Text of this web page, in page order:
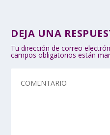
DEJA UNA
Tu dirección de correo
campos obligatorios están